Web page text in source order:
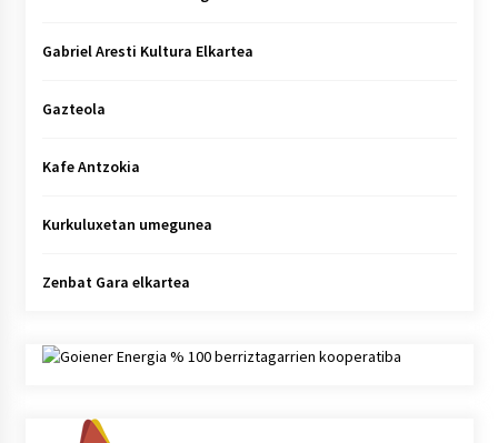
Gabriel Aresti Kultura Elkartea
Gazteola
Kafe Antzokia
Kurkuluxetan umegunea
Zenbat Gara elkartea